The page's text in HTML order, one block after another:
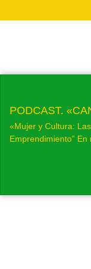
PODCAST.
«Mujer y Cultura:
Emprendimiento” En